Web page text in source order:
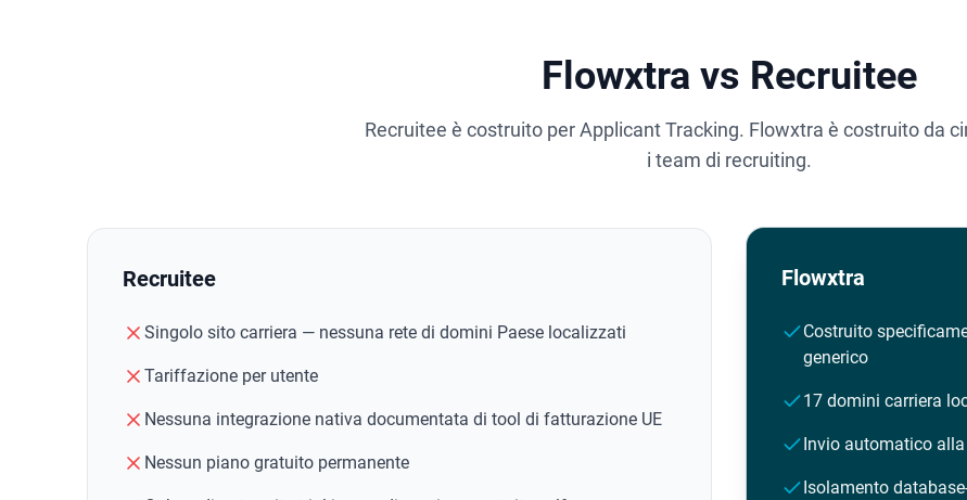
Flowxtra vs Recruitee
Recruitee è costruito per Applicant Tracking. Flowxtra è costruito da
i team di recruiting.
Recruitee
Singolo sito carriera — nessuna rete di domini Paese localizzati
Tariffazione per utente
Nessuna integrazione nativa documentata di tool di fatturazione UE
Nessun piano gratuito permanente
Flowxtra
Costruito
generico
17 domini carriera
Invio automatico
Isolamento